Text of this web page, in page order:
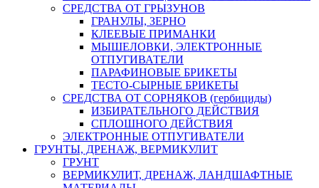
СРЕДСТВА ОТ ГРЫЗУНОВ
ГРАНУЛЫ, ЗЕРНО
КЛЕЕВЫЕ ПРИМАНКИ
МЫШЕЛОВКИ, ЭЛЕКТРОННЫЕ
ОТПУГИВАТЕЛИ
ПАРАФИНОВЫЕ БРИКЕТЫ
ТЕСТО-СЫРНЫЕ БРИКЕТЫ
СРЕДСТВА ОТ СОРНЯКОВ (гербициды)
ИЗБИРАТЕЛЬНОГО ДЕЙСТВИЯ
СПЛОШНОГО ДЕЙСТВИЯ
ЭЛЕКТРОННЫЕ ОТПУГИВАТЕЛИ
ГРУНТЫ, ДРЕНАЖ, ВЕРМИКУЛИТ
ГРУНТ
ВЕРМИКУЛИТ, ДРЕНАЖ, ЛАНДШАФТНЫЕ